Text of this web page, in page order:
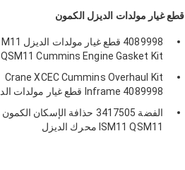
قطع غيار مولدات الديزل الكمون
4089998 قطع غيار مولدات الديزل M11
QSM11 Cummins Engine Gasket Kit
Crane XCEC Cummins Overhaul Kit
Inframe 4089998 قطع غيار مولدات الديزل
ISM11 QSM11 محرك الديزل